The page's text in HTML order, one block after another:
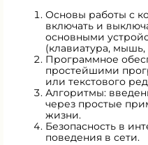
Основы работы с
включать и
основными
(клавиатура,
Программное
простейшими
или текстового
Алгоритмы:
через простые
жизни.
Безопасность в
поведения в сети.